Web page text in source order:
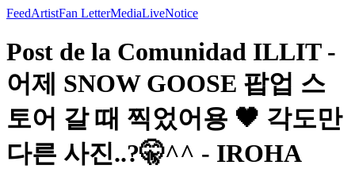
FeedArtistFan LetterMediaLiveNotice
Post de la Comunidad ILLIT -
어제 SNOW GOOSE 팝업 스
토어 갈 때 찍었어용 🖤 각도만
다른 사진..?🤫^^ - IROHA